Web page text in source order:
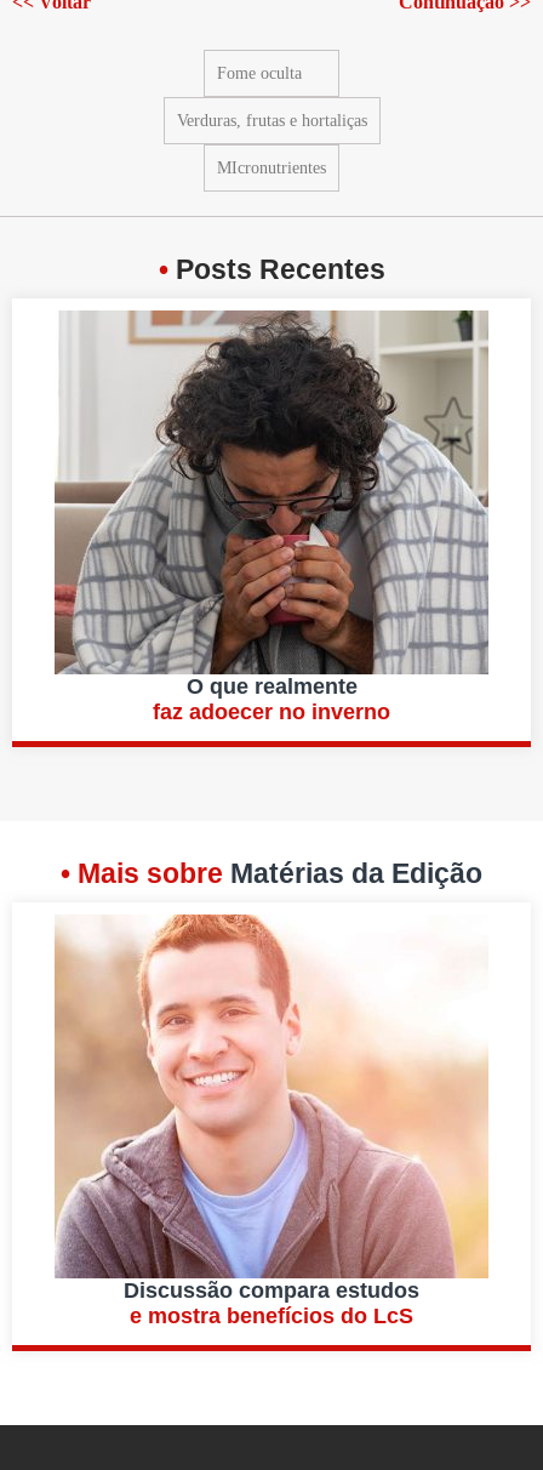
Fome oculta
Verduras, frutas e hortaliças
MIcronutrientes
•Posts Recentes
O que realmente
faz adoecer no inverno
• Mais sobre Matérias da Edição
Discussão compara estudos
e mostra benefícios do LcS